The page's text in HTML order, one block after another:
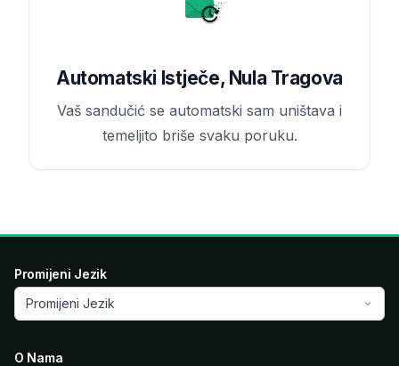
Automatski Istječe, Nula Tragova
Vaš sandučić se automatski sam uništava i
temeljito briše svaku poruku.
Promijeni Jezik
Promijeni Jezik
O Nama